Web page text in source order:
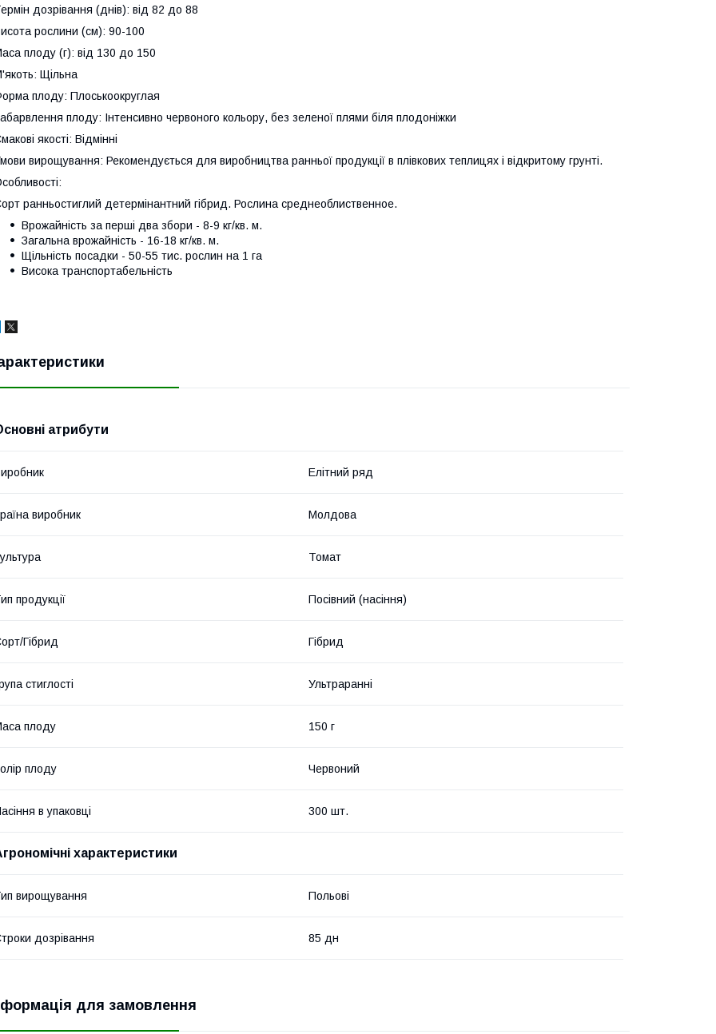
дозрівання (днів): від 82 до 88
рослини (см): 90-100
плоду (г): від 130 до 150
Щільна
плоду: Плоськоокруглая
плоду: Інтенсивно червоного кольору, без зеленої плями біля плодоніжки
якості: Відмінні
вирощування: Рекомендується для виробництва ранньої продукції в плівкових теплицях і відкритому грунті.
ранньостиглий детермінантний гібрид. Рослина среднеоблиственное.
Врожайність за перші два збори - 8-9 кг/кв. м.
Загальна врожайність - 16-18 кг/кв. м.
Щільність посадки - 50-55 тис. рослин на 1 га
Висока транспортабельність
атрибути
Елітний ряд
виробник Молдова
Томат
продукції Посівний (насіння)
Гібрид Гібрид
стиглості Ультраранні
плоду 150 г
плоду Червоний
в упаковці 300 шт.
характеристики
вирощування Польові
дозрівання 85 дн
для замовлення